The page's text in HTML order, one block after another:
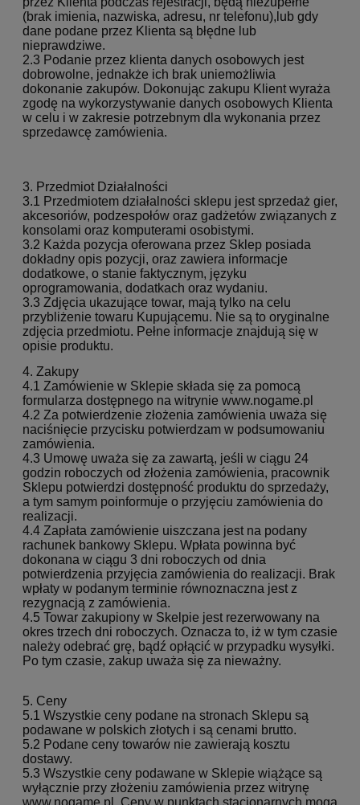
(brak imienia, nazwiska, adresu, nr telefonu),lub gdy
dane podane przez Klienta są błędne lub
nieprawdziwe.
2.3 Podanie przez klienta danych osobowych jest
dobrowolne, jednakże ich brak uniemożliwia
dokonanie zakupów. Dokonując zakupu Klient wyraża
zgodę na wykorzystywanie danych osobowych Klienta
w celu i w zakresie potrzebnym dla wykonania przez
sprzedawcę zamówienia.
3. Przedmiot Działalności
3.1 Przedmiotem działalności sklepu jest sprzedaż gier,
akcesoriów, podzespołów oraz gadżetów związanych z
konsolami oraz komputerami osobistymi.
3.2 Każda pozycja oferowana przez Sklep posiada
dokładny opis pozycji, oraz zawiera informacje
dodatkowe, o stanie faktycznym, języku
oprogramowania, dodatkach oraz wydaniu.
3.3 Zdjęcia ukazujące towar, mają tylko na celu
przybliżenie towaru Kupującemu. Nie są to oryginalne
zdjęcia przedmiotu. Pełne informacje znajdują się w
opisie produktu.
4. Zakupy
4.1 Zamówienie w Sklepie składa się za pomocą
formularza dostępnego na witrynie www.nogame.pl
4.2 Za potwierdzenie złożenia zamówienia uważa się
naciśnięcie przycisku potwierdzam w podsumowaniu
zamówienia.
4.3 Umowę uważa się za zawartą, jeśli w ciągu 24
godzin roboczych od złożenia zamówienia, pracownik
Sklepu potwierdzi dostępność produktu do sprzedaży,
a tym samym poinformuje o przyjęciu zamówienia do
realizacji.
4.4 Zapłata zamówienie uiszczana jest na podany
rachunek bankowy Sklepu. Wpłata powinna być
dokonana w ciągu 3 dni roboczych od dnia
potwierdzenia przyjęcia zamówienia do realizacji. Brak
wpłaty w podanym terminie równoznaczna jest z
rezygnacją z zamówienia.
4.5 Towar zakupiony w Skelpie jest rezerwowany na
okres trzech dni roboczych. Oznacza to, iż w tym czasie
należy odebrać grę, bądź opłącić w przypadku wysyłki.
Po tym czasie, zakup uważa się za nieważny.
5. Ceny
5.1 Wszystkie ceny podane na stronach Sklepu są
podawane w polskich złotych i są cenami brutto.
5.2 Podane ceny towarów nie zawierają kosztu
dostawy.
5.3 Wszystkie ceny podawane w Sklepie wiążące są
wyłącznie przy złożeniu zamówienia przez witrynę
www.nogame.pl. Ceny w punktach stacjonarnych mogą